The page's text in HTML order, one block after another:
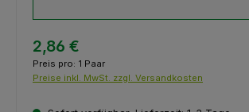
2,86 €
Preis pro: 1 Paar
Preise inkl. MwSt. zzgl. Versandkosten